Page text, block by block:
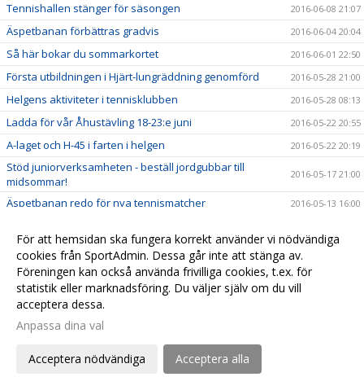
Tennishallen stänger för säsongen 2016-06-08 21:07
Äspetbanan förbättras gradvis 2016-06-04 20:04
Så här bokar du sommarkortet 2016-06-01 22:50
Första utbildningen i Hjärt-lungräddning genomförd 2016-05-28 21:00
Helgens aktiviteter i tennisklubben 2016-05-28 08:13
Ladda för vår Åhustävling 18-23:e juni 2016-05-22 20:55
A-laget och H-45 i farten i helgen 2016-05-22 20:19
Stöd juniorverksamheten - beställ jordgubbar till
midsommar!
2016-05-17 21:00
Äspetbanan redo för nya tennismatcher 2016-05-13 16:00
Vår egen jordgubbshjälte! 2016-05-04 07:00
Hjärtstartaren är nu på plats i hallen! 2016-05-01 10:00
I helgen öppnar vi för bokning av utebanorna på Täppet 2016-04-28 22:55
Trumpeter och fanfarer - tack från Håkan!
Äspetbanan - slutet eller början på något nytt?
För att hemsidan ska fungera korrekt använder vi nödvändiga
cookies från SportAdmin. Dessa går inte att stänga av.
Föreningen kan också använda frivilliga cookies, t.ex. för
statistik eller marknadsföring. Du väljer själv om du vill
acceptera dessa.
Anpassa dina val
Acceptera nödvändiga Acceptera alla